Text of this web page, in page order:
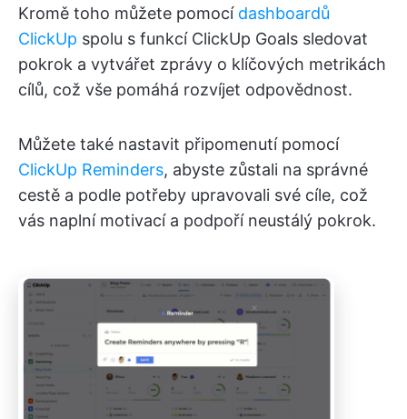
Kromě toho můžete pomocí dashboardů
ClickUp spolu s funkcí ClickUp Goals sledovat
pokrok a vytvářet zprávy o klíčových metrikách
cílů, což vše pomáhá rozvíjet odpovědnost.
Můžete také nastavit připomenutí pomocí
ClickUp Reminders, abyste zůstali na správné
cestě a podle potřeby upravovali své cíle, což
vás naplní motivací a podpoří neustálý pokrok.